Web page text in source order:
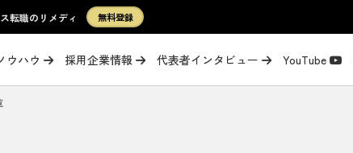
転職のリメディ 無料登録
ウハウ 採用企業情報 代表者インタビュー YouTube